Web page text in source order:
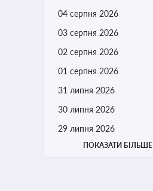
04 серпня 2026
03 серпня 2026
02 серпня 2026
01 серпня 2026
31 липня 2026
30 липня 2026
29 липня 2026
ПОКАЗАТИ БІЛЬШЕ